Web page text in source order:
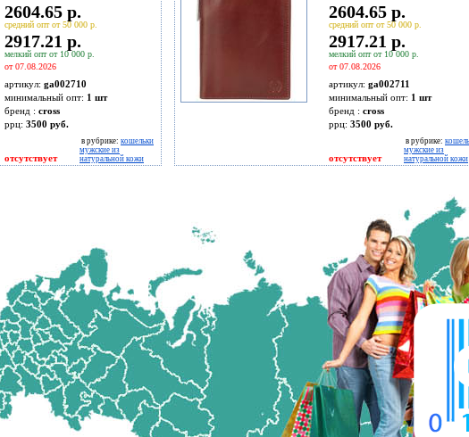
2604.65 р.
средний опт от 50 000 р.
2917.21 р.
мелкий опт от 10 000 р.
от 07.08.2026
артикул: ga002710
минимальный опт: 1 шт
бренд : cross
ррц: 3500 руб.
отсутствует
в рубрике: кошельки
мужские из
натуральной кожи
2604.65 р.
средний опт от 50 000 р.
2917.21 р.
мелкий опт от 10 000 р.
от 07.08.2026
артикул: ga002711
минимальный опт: 1 шт
бренд : cross
ррц: 3500 руб.
отсутствует
в рубрике:
мужские из
натуральной кожи